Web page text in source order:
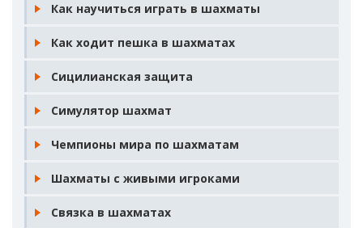
Как научиться играть в шахматы
Как ходит пешка в шахматах
Сицилианская защита
Симулятор шахмат
Чемпионы мира по шахматам
Шахматы с живыми игроками
Связка в шахматах